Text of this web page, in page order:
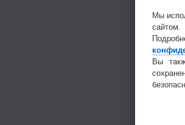
Мы
Вы